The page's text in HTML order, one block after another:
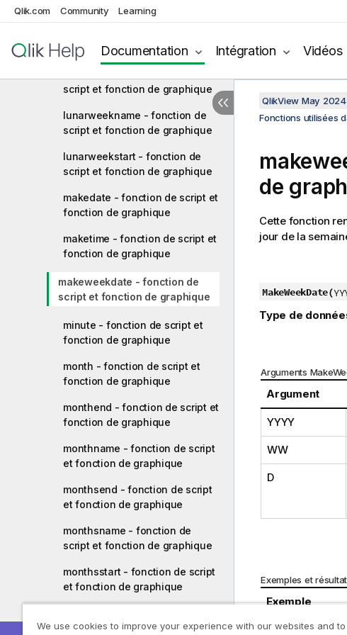
Qlik.com Community Learning
Documentation Intégration Vidéos
script et fonction de graphique
fonction de graphique
script et fonction de graphique
lunarweekname - fonction de
script et fonction de graphique
lunarweekstart - fonction de
script et fonction de graphique
makedate - fonction de script et
fonction de graphique
maketime - fonction de script et
fonction de graphique
makeweekdate - fonction de
script et fonction de graphique
minute - fonction de script et
fonction de graphique
month - fonction de script et
fonction de graphique
monthend - fonction de script et
fonction de graphique
monthname - fonction de script
et fonction de graphique
monthsend - fonction de script
et fonction de graphique
monthsname - fonction de
script et fonction de graphique
monthsstart - fonction de script
et fonction de graphique
et fonction de graphique
QlikView May 2024
Fonctions utilisées
de
Cette fonction
jour de la
MakeWeekDate(
Type de
Arguments
Argument
YYYY
WW
D
Exemples et
Exemple
We use cookies to improve your experience with our websites and to